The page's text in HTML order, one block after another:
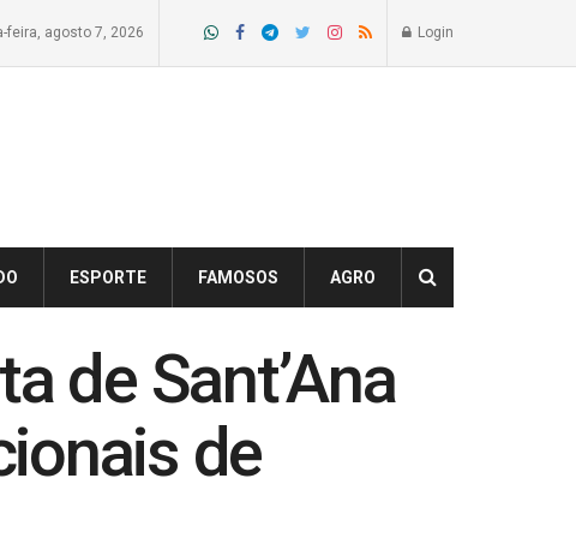
feira, agosto 7, 2026 Login
ESPORTE FAMOSOS AGRO
de Sant’Ana
de